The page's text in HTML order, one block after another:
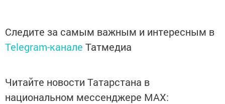
Следите за самым важным и интересным в
Telegram-канале Татмедиа
Читайте новости Татарстана в
национальном мессенджере MАХ: